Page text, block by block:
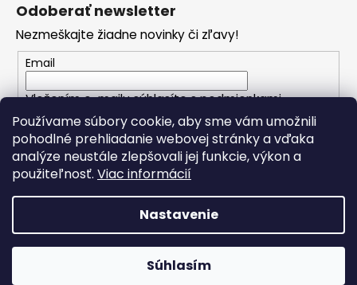
Používame súbory cookie, aby sme vám umožnili
pohodlné prehliadanie webovej stránky a vďaka
analýze neustále zlepšovali jej funkcie, výkon a
použiteľnosť. Viac informácií
Nastavenie
Súhlasím
e
Odoberať newsletter
Nezmeškajte žiadne novinky či zľavy!
Email
Vložením e-mailu súhlasíte spodmienkami
ochrany osobných údajov
PRIHLÁSIŤ SA
Copyright 2026Spomienkové predmety. Všetky práva
vyhradené.